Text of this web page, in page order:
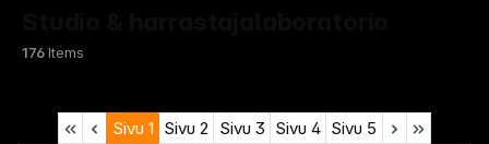
176Items
Sivu 1 Sivu 2 Sivu 3 Sivu 4 Sivu 5